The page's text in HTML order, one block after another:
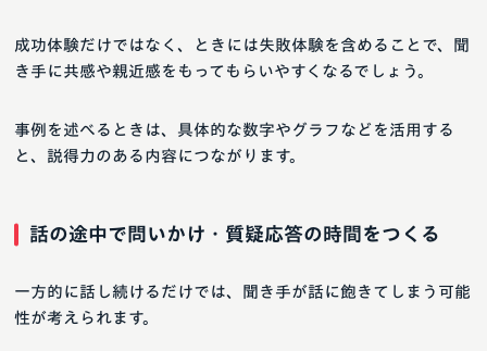
成功体験だけではなく、ときには失敗体験を含めることで、聞
き手に共感や親近感をもってもらいやすくなるでしょう。
事例を述べるときは、具体的な数字やグラフなどを活用する
と、説得力のある内容につながります。
話の途中で問いかけ・質疑応答の時間をつくる
一方的に話し続けるだけでは、聞き手が話に飽きてしまう可能
性が考えられます。